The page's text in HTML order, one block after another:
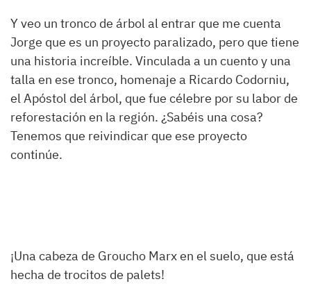
Y veo un tronco de árbol al entrar que me cuenta
Jorge que es un proyecto paralizado, pero que tiene
una historia increíble. Vinculada a un cuento y una
talla en ese tronco, homenaje a Ricardo Codorniu,
el Apóstol del árbol, que fue célebre por su labor de
reforestación en la región. ¿Sabéis una cosa?
Tenemos que reivindicar que ese proyecto
continúe.
¡Una cabeza de Groucho Marx en el suelo, que está
hecha de trocitos de palets!